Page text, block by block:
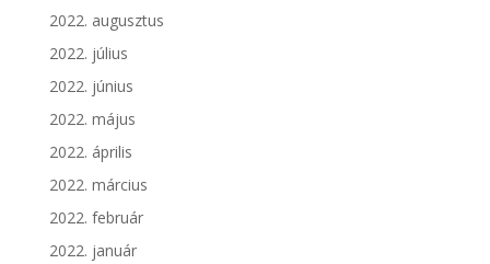
2022. augusztus
2022. július
2022. június
2022. május
2022. április
2022. március
2022. február
2022. január